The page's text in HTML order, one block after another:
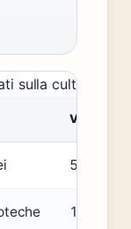
sulla cultura
VALORE
5000
12000